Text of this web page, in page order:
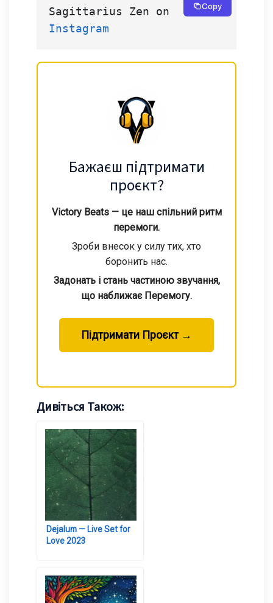
Instagram
Copy
Бажаєш підтримати
проєкт?
Victory Beats — це наш спільний ритм
перемоги.
Зроби внесок у силу тих, хто
боронить нас.
Задонать і стань частиною звучання,
що наближає Перемогу.
Підтримати Проєкт →
Дивіться Також:
Dejalum — Live Set for
Love 2023